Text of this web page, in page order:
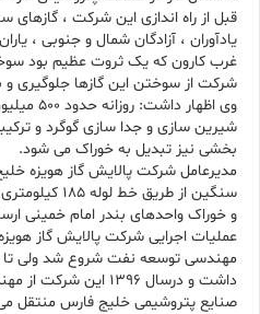
قبل از راه اندازی این شرکت ،
یادآوران ، آزادگان شمال و جنوبی ،
غرب کارون که یک ثروت عظیم بود
شرکت از سوختن این گازها
وی
شیرین سازی و جدا سازی گوگرد و
بخشی نیز تبدیل به خوراک می شود.
مدیرعامل شرکت پالایش گاز هویزه
سنگین از
و خوراک واحدهای بندر امام خمینی
داشت و درسال ۱۳۹۶